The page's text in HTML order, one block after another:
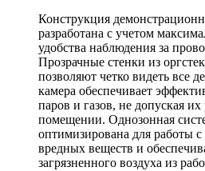
Конструкция
разработана с учетом
удобства наблюдения за
Прозрачные стенки из
позволяют четко видеть все
камера обеспечивает
паров и газов, не допуская их
помещении. Однозонная
оптимизирована для работы
вредных веществ и
загрязненного воздуха из